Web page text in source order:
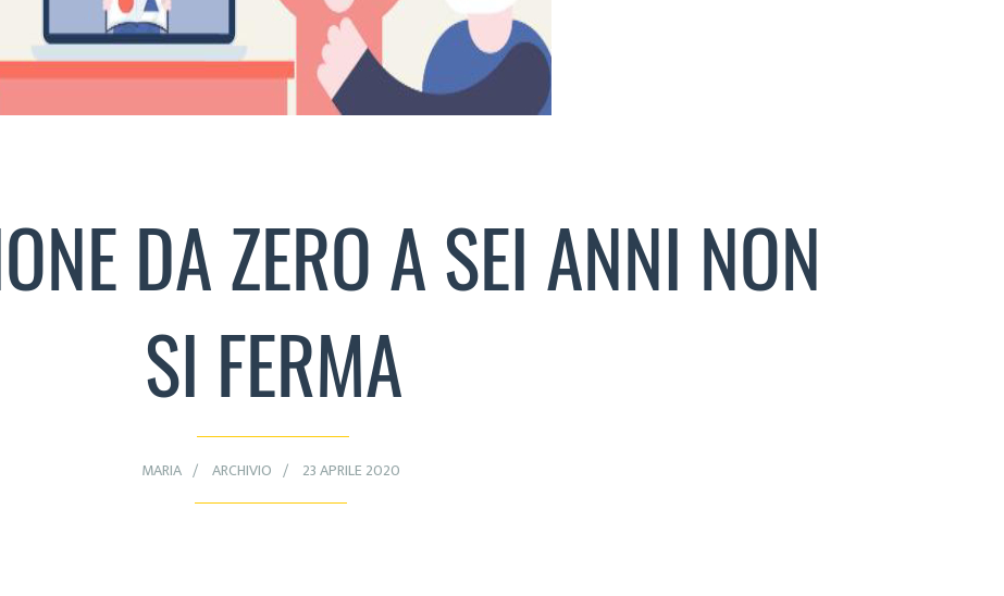
DA ZERO A SEI ANNI NON
SI FERMA
MARIA ARCHIVIO 23 APRILE 2020